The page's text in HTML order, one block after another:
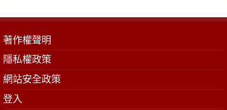
著作權聲明
隱私權政策
網站安全政策
登入